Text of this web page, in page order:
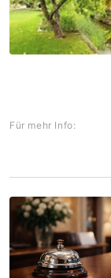
Für mehr Info: